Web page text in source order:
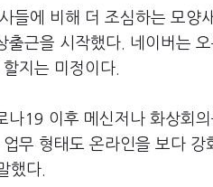
들에 비해 더 조심하는 모
출근을 시작했다. 네이버는
지는 미정이다.
나19 이후 메신저나 화상회
무 형태도 온라인을 보다
했다.